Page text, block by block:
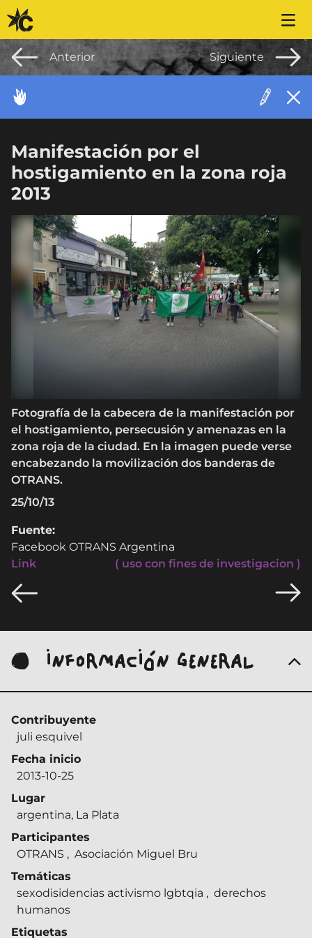
Saltar al contenido
Anterior Siguiente
Manifestación por el
hostigamiento en la zona roja
2013
Fotografía de la cabecera de la manifestación por
el hostigamiento, persecusión y amenazas en la
zona roja de la ciudad. En la imagen puede verse
encabezando la movilización dos banderas de
OTRANS.
25/10/13
Fuente:
Facebook OTRANS Argentina
Link
( uso con fines de investigacion )
INFORMACIÓN GENERAL
Contribuyente
juli esquivel
Fecha inicio
2013-10-25
Lugar
argentina, La Plata
Participantes
OTRANS , Asociación Miguel Bru
Temáticas
sexodisidencias activismo lgbtqia , derechos
humanos
Etiquetas